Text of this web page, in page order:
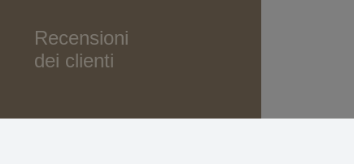
Recensioni
dei clienti